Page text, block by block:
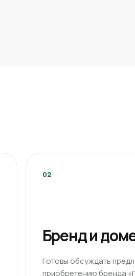
02
Бренд и
Готовы обсуждать
приобретению бренда